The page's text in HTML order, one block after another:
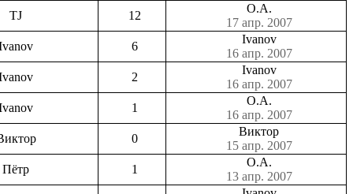
TJ
12
О.А.
17 апр. 2007
6
Ivanov
16 апр. 2007
2
Ivanov
16 апр. 2007
1
О.А.
16 апр. 2007
0
Виктор
15 апр. 2007
Пётр
1
О.А.
13 апр. 2007